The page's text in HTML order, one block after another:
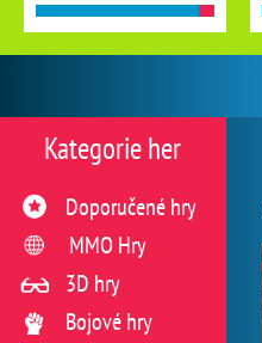
Kategorie her
Doporučené hry
MMO Hry
3D hry
Bojové hry